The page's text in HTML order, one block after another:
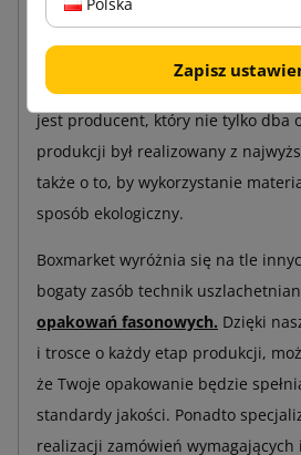
finalny produkt jest nie tylko
ale także estetyczny, perfekcyjnie
potrzeb klienta. Kluczowym
jest producent, który nie tylko dba
produkcji był realizowany z
także o to, by wykorzystanie
sposób ekologiczny.
Boxmarket wyróżnia się na tle
bogaty zasób technik
opakowań fasonowych. Dzięki
i trosce o każdy etap produkcji,
że Twoje opakowanie będzie
standardy jakości. Ponadto
realizacji zamówień
Zapisz